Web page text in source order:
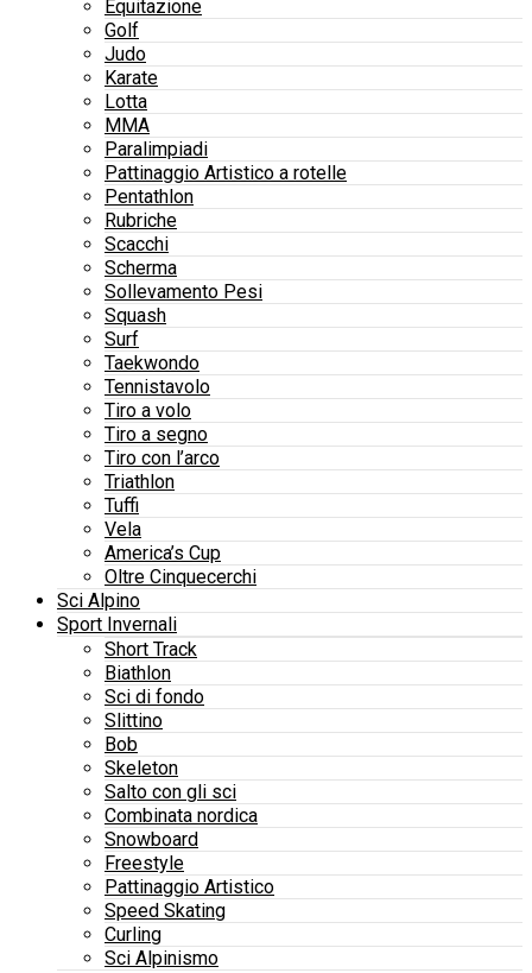
Equitazione
Golf
Judo
Karate
Lotta
MMA
Paralimpiadi
Pattinaggio Artistico a rotelle
Pentathlon
Rubriche
Scacchi
Scherma
Sollevamento Pesi
Squash
Surf
Taekwondo
Tennistavolo
Tiro a volo
Tiro a segno
Tiro con l’arco
Triathlon
Tuffi
Vela
America’s Cup
Oltre Cinquecerchi
Sci Alpino
Sport Invernali
Short Track
Biathlon
Sci di fondo
Slittino
Bob
Skeleton
Salto con gli sci
Combinata nordica
Snowboard
Freestyle
Pattinaggio Artistico
Speed Skating
Curling
Sci Alpinismo